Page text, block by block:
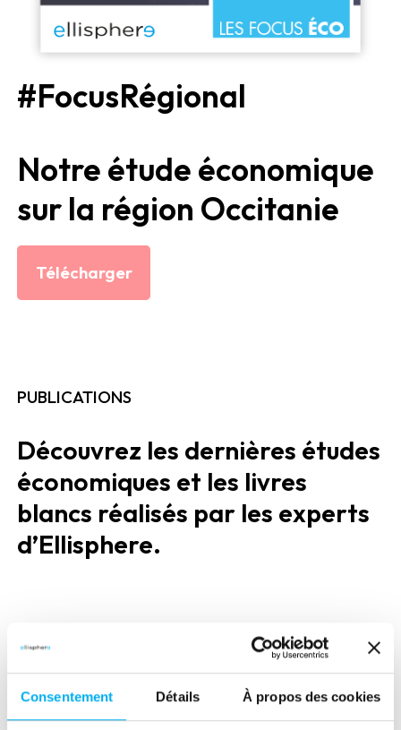
Consentement Détails À propos des cookies
#FocusRégional
Notre étude économique
sur la région Occitanie
Télécharger
PUBLICATIONS
Découvrez les dernières études
économiques et les livres
blancs réalisés par les experts
d’Ellisphere.
Consulter ces publications